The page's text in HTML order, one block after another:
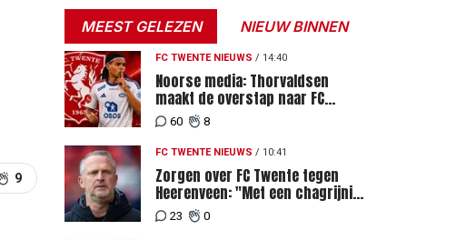
9
MEEST GELEZEN NIEUW BINNEN
FC TWENTE NIEUWS / 14:40
Noorse media: Thorvaldsen
maakt de overstap naar FC
Twente
60 8
FC TWENTE NIEUWS / 10:41
Zorgen over FC Twente tegen
Heerenveen: "Met een chagrijnig
gevoel richting Slowakije"
23 0